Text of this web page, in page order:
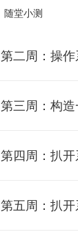
随堂小测
第二周：操作
1 函数调用堆栈
4 单元测验
第三周：构
1 Linux内核源代
第四周：扒开
1 使用库函数触
第五周：扒开